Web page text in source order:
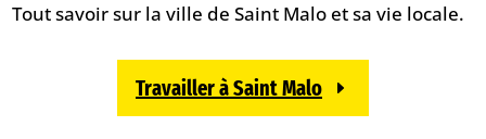
Tout savoir sur la ville de Saint Malo et sa vie locale.
Travailler à Saint Malo